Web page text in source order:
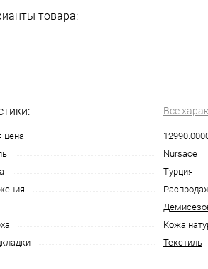
товара:
Все
цена
Nursace
Турция
Кожа
Текстиль